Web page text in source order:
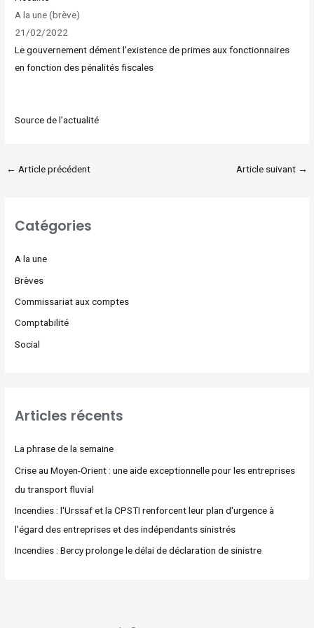
A la une (brève)
21/02/2022
Le gouvernement dément l'existence de primes aux fonctionnaires
en fonction des pénalités fiscales
Source de l’actualité
← Article précédent Article suivant →
Catégories
A la une
Brèves
Commissariat aux comptes
Comptabilité
Social
Articles récents
La phrase de la semaine
Crise au Moyen-Orient : une aide exceptionnelle pour les entreprises
du transport fluvial
Incendies : l'Urssaf et la CPSTI renforcent leur plan d'urgence à
l'égard des entreprises et des indépendants sinistrés
Incendies : Bercy prolonge le délai de déclaration de sinistre